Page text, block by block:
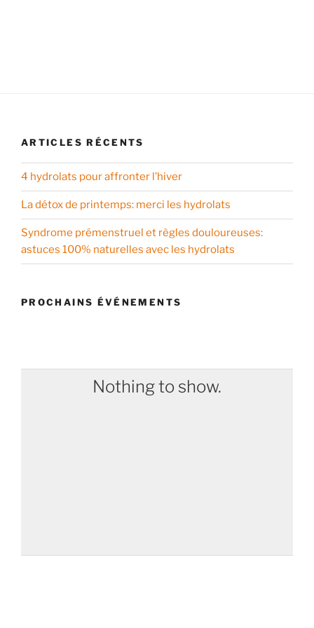
ARTICLES RÉCENTS
4 hydrolats pour affronter l’hiver
La détox de printemps: merci les hydrolats
Syndrome prémenstruel et règles douloureuses:
astuces 100% naturelles avec les hydrolats
PROCHAINS ÉVÉNEMENTS
Nothing to show.